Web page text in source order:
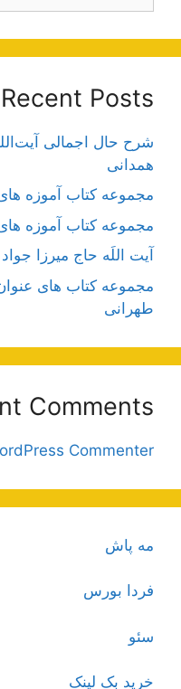
Recent Posts
شرح حال اجمالی
همدانی
مجموعه کتاب آموزه
مجموعه کتاب آموزه
آیت اللَه حاج میرزا
مجموعه کتاب های
طهرانی
Comments
Commenter
مه پاش
فردا بورس
سئو
خرید بک لینک